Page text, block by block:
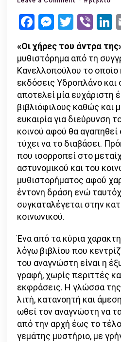
Οι
του
άντρα
της
(Εκδόσεις
Υδροπλάνο)
FacebookTwitter
«Οι χήρες του άντρα
μυθιστόρημα από τη
Κανελλοπούλου το οποίο
εκδόσεις Υδροπλάνο και
αποτελεί μία ευχάριστη
βιβλιόφιλους καθώς και
ευκαιρία για διεύρυνση
κοινού αφού θα
τύχει να το διαβάσει.
που ισορροπεί στο
αστυνομικού και του
μυθιστορήματος αφού
έντονη δράση ενώ
συγκαταλέγεται στην
κοινωνικού.
Ένα από τα κύρια
λόγω βιβλίου που
του αναγνώστη είναι η
γραφή, χωρίς περιττές
εκφράσεις. Η γλώσσα
λιτή, κατανοητή και
ωθεί τον αναγνώστη να
από την αρχή έως το
γεμάτης μυστήριο, με